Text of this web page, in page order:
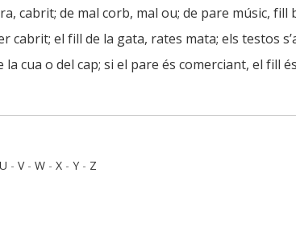
cabrit; de mal corb, mal ou; de pare músic,
el fill de la gata, rates mata; els testos
cua o del cap; si el pare és comerciant, el fill
U - V- W - X - Y - Z